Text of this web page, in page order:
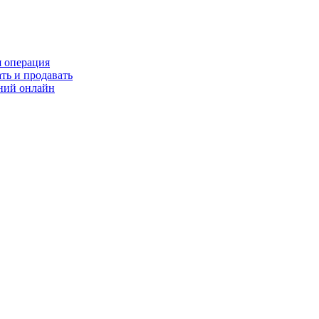
операция
и продавать
онлайн